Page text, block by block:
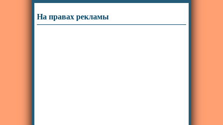
На правах рекламы